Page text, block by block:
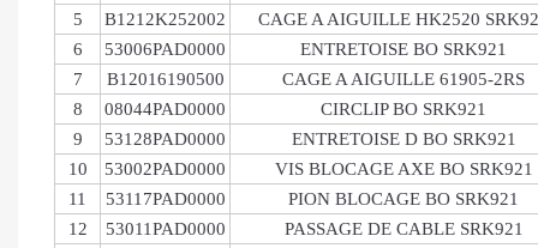
5
B1212K252002
CAGE A AIGUILLE HK2520
6
53006PAD0000
ENTRETOISE BO SRK921
7
B12016190500
CAGE A AIGUILLE 61905-2RS
8
08044PAD0000
CIRCLIP BO SRK921
9
53128PAD0000
ENTRETOISE D BO SRK921
10
53002PAD0000
VIS BLOCAGE AXE BO SRK921
11
53117PAD0000
PION BLOCAGE BO SRK921
12
53011PAD0000 PASSAGE DE CABLE SRK921